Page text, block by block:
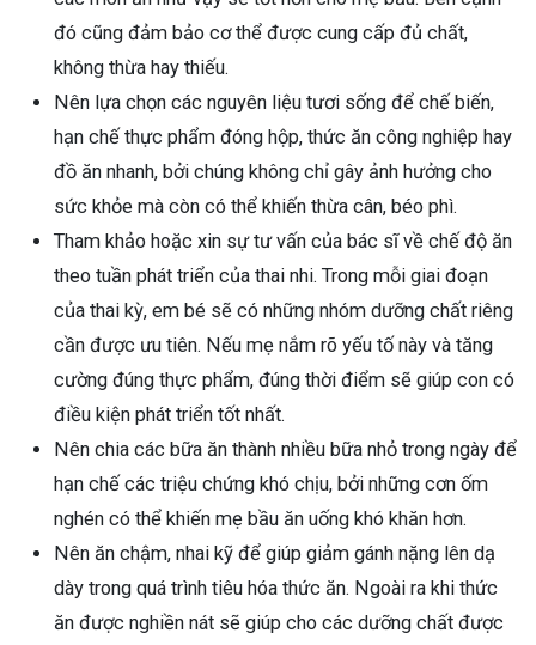
đó cũng đảm bảo cơ thể được cung cấp đủ chất,
không thừa hay thiếu.
Nên lựa chọn các nguyên liệu tươi sống để chế biến,
hạn chế thực phẩm đóng hộp, thức ăn công nghiệp hay
đồ ăn nhanh, bởi chúng không chỉ gây ảnh hưởng cho
sức khỏe mà còn có thể khiến thừa cân, béo phì.
Tham khảo hoặc xin sự tư vấn của bác sĩ về chế độ ăn
theo tuần phát triển của thai nhi. Trong mỗi giai đoạn
của thai kỳ, em bé sẽ có những nhóm dưỡng chất riêng
cần được ưu tiên. Nếu mẹ nắm rõ yếu tố này và tăng
cường đúng thực phẩm, đúng thời điểm sẽ giúp con có
điều kiện phát triển tốt nhất.
Nên chia các bữa ăn thành nhiều bữa nhỏ trong ngày để
hạn chế các triệu chứng khó chịu, bởi những cơn ốm
nghén có thể khiến mẹ bầu ăn uống khó khăn hơn.
Nên ăn chậm, nhai kỹ để giúp giảm gánh nặng lên dạ
dày trong quá trình tiêu hóa thức ăn. Ngoài ra khi thức
ăn được nghiền nát sẽ giúp cho các dưỡng chất được